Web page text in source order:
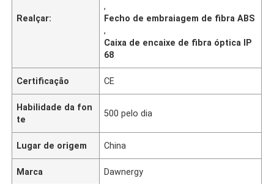
Realçar:
,
Fecho de embraiagem de fibra ABS
,
Caixa de encaixe de fibra óptica IP
68
Certificação CE
Habilidade da fon
te
500 pelo dia
Lugar de origem China
Marca Dawnergy